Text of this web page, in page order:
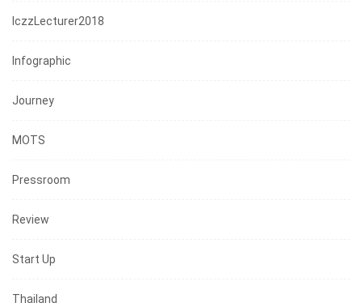
IczzLecturer2018
Infographic
Journey
MOTS
Pressroom
Review
Start Up
Thailand